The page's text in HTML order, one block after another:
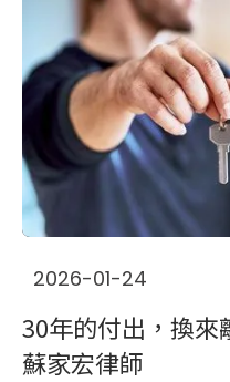
2026-01-24
30年的付出，換來
蘇家宏律師